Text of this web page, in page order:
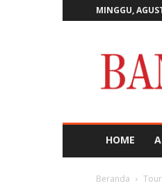
MINGGU,
Bandara
HOME
Beranda